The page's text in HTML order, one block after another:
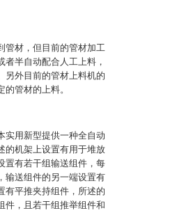
管材，但目前的管材加工
半自动配合人工上料，
另外目前的管材上料机的
管材的上料。
实用新型提供一种全自动
的机架上设置有用于堆放
置有若干组输送组件，每
输送组件的另一端设置有
有平推夹持组件，所述的
件，且若干组推举组件和